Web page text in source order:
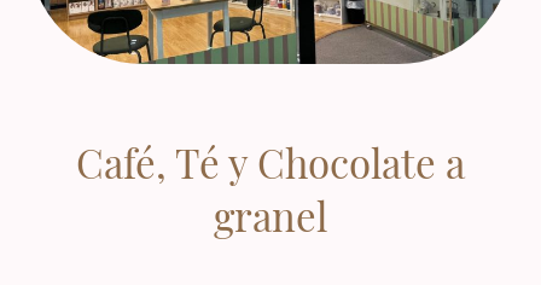
Café, Té y Chocolate a
granel